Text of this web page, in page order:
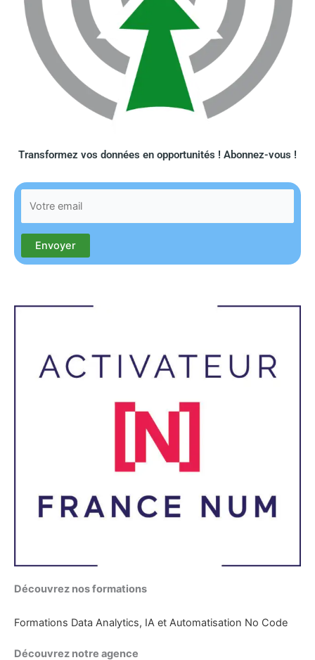
Transformez vos données en opportunités ! Abonnez-vous !​
Découvrez nos formations
Formations Data Analytics, IA et Automatisation No Code
Découvrez notre agence